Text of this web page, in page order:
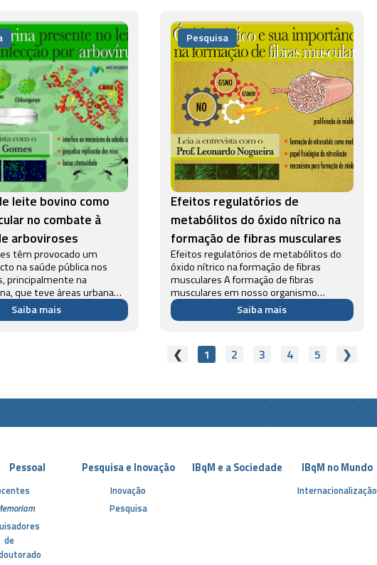
leite bovino como
no combate à
arboviroses
têm provocado um
na saúde pública nos
principalmente na
que teve áreas urbanas
pelos vírus Zika e
Mediante a falta de
Saiba mais
Pesquisa
Efeitos regulatórios de
metabólitos do óxido nítrico na
formação de fibras musculares
Efeitos regulatórios de metabólitos do
óxido nítrico na formação de fibras
musculares A formação de fibras
musculares em nosso organismo
envolve processos bioquímicos que são
regulados pelas atividades e participação
exigindo um equilí...
Saiba mais
❮ 1 2 3 4 5 ❯
Pessoal
de
Pesquisa e Inovação
Inovação
Pesquisa
IBqM e a Sociedade IBqM no Mundo
Internacionalização